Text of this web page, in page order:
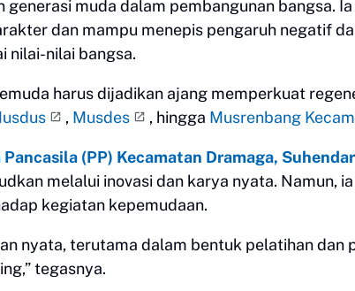
generasi muda dalam pembangunan bangsa.
dan mampu menepis pengaruh negatif
nilai-nilai bangsa.
harus dijadikan ajang memperkuat
, Musdes , hingga Musrenbang
(PP) Kecamatan Dramaga, Suhendar
melalui inovasi dan karya nyata. Namun,
kegiatan kepemudaan.
nyata, terutama dalam bentuk pelatihan dan
tegasnya.